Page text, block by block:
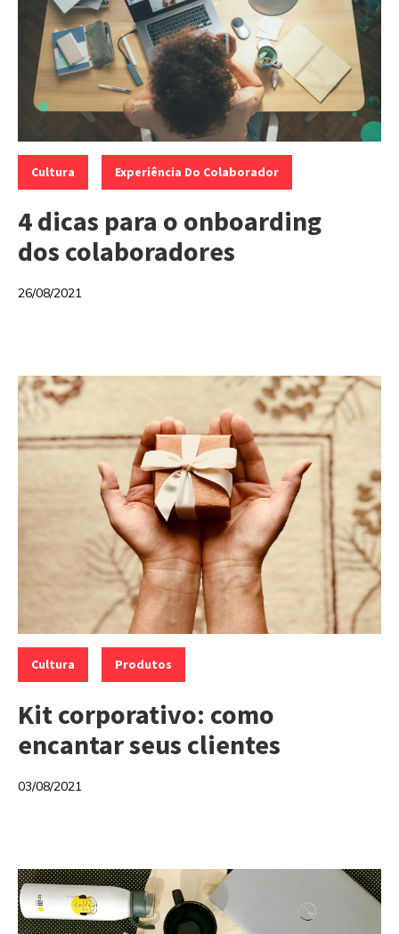
Categorias:
Cultura Experiência Do Colaborador
4 dicas para o onboarding
dos colaboradores
26/08/2021
Categorias:
Cultura Produtos
Kit corporativo: como
encantar seus clientes
03/08/2021